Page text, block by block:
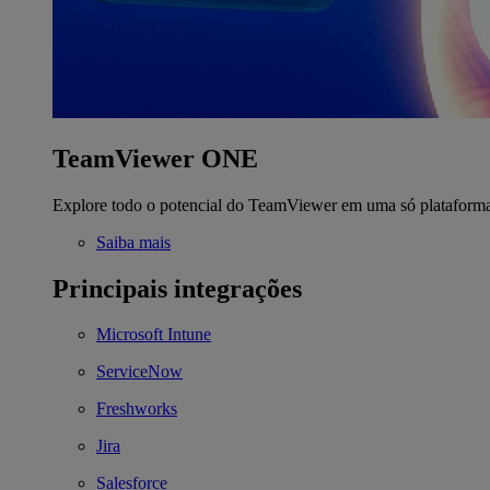
TeamViewer ONE
Explore todo o potencial do TeamViewer em uma só
Saiba mais
Principais integrações
Microsoft Intune
ServiceNow
Freshworks
Jira
Salesforce